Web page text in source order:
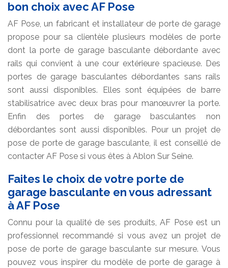
bon choix avec AF Pose
AF Pose, un fabricant et installateur de porte de garage
propose pour sa clientèle plusieurs modèles de porte
dont la porte de garage basculante débordante avec
rails qui convient à une cour extérieure spacieuse. Des
portes de garage basculantes débordantes sans rails
sont aussi disponibles. Elles sont équipées de barre
stabilisatrice avec deux bras pour manœuvrer la porte.
Enfin des portes de garage basculantes non
débordantes sont aussi disponibles. Pour un projet de
pose de porte de garage basculante, il est conseillé de
contacter AF Pose si vous êtes à Ablon Sur Seine.
Faites le choix de votre porte de
garage basculante en vous adressant
à AF Pose
Connu pour la qualité de ses produits, AF Pose est un
professionnel recommandé si vous avez un projet de
pose de porte de garage basculante sur mesure. Vous
pouvez vous inspirer du modèle de porte de garage à